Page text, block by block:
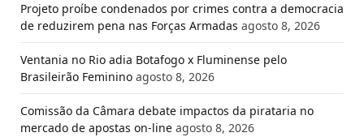
Projeto proíbe condenados por crimes contra a democracia
de reduzirem pena nas Forças Armadas agosto 8, 2026
Ventania no Rio adia Botafogo x Fluminense pelo
Brasileirão Feminino agosto 8, 2026
Comissão da Câmara debate impactos da pirataria no
mercado de apostas on-line agosto 8, 2026